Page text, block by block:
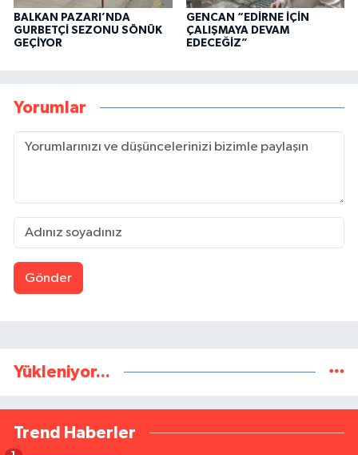
BALKAN PAZARI’NDA
GURBETÇİ SEZONU SÖNÜK
GEÇİYOR
GENCAN “EDİRNE İÇİN
ÇALIŞMAYA DEVAM
EDECEĞİZ”
Yorumlar
Gönder
Yükleniyor...
Trend Haberler